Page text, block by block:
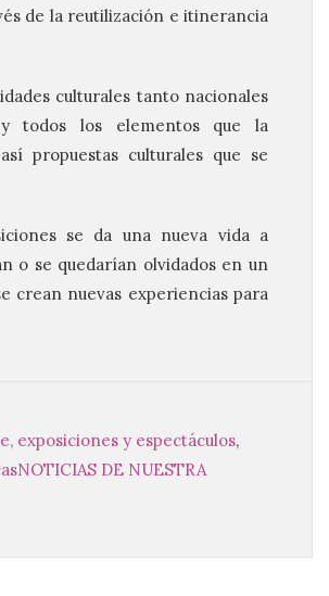
de la reutilización e itinerancia
culturales tanto nacionales
y todos los elementos que la
propuestas culturales que se
se da una nueva vida a
o se quedarían olvidados en un
crean nuevas experiencias para
exposiciones y espectáculos,
NOTICIAS DE NUESTRA